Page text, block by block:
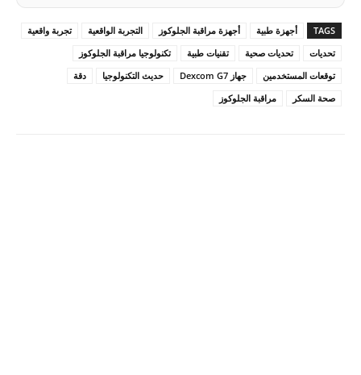
TAGS أجهزة طبية أجهزة مراقبة الجلوكوز التجربة الواقعية
تجربة واقعية
تحديات
تحديات صحية تقنيات طبية
تكنولوجيا مراقبة الجلوكوز
توقعات المستخدمين
جهاز Dexcom G7 حديث التكنولوجيا
دقة
صحة السكر
مراقبة الجلوكوز